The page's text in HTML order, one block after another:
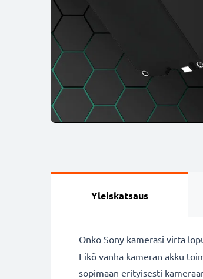
Yleiskatsaus
Onko Sony kamerasi virta
Eikö vanha kameran akku
sopimaan erityisesti